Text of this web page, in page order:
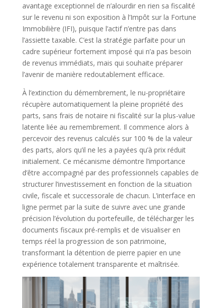
avantage exceptionnel de n’alourdir en rien sa fiscalité
sur le revenu ni son exposition à l’Impôt sur la Fortune
Immobilière (IFI), puisque l’actif n’entre pas dans
l’assiette taxable. C’est la stratégie parfaite pour un
cadre supérieur fortement imposé qui n’a pas besoin
de revenus immédiats, mais qui souhaite préparer
l’avenir de manière redoutablement efficace.
À l’extinction du démembrement, le nu-propriétaire
récupère automatiquement la pleine propriété des
parts, sans frais de notaire ni fiscalité sur la plus-value
latente liée au remembrement. Il commence alors à
percevoir des revenus calculés sur 100 % de la valeur
des parts, alors qu’il ne les a payées qu’à prix réduit
initialement. Ce mécanisme démontre l’importance
d’être accompagné par des professionnels capables de
structurer l’investissement en fonction de la situation
civile, fiscale et successorale de chacun. L’interface en
ligne permet par la suite de suivre avec une grande
précision l’évolution du portefeuille, de télécharger les
documents fiscaux pré-remplis et de visualiser en
temps réel la progression de son patrimoine,
transformant la détention de pierre papier en une
expérience totalement transparente et maîtrisée.